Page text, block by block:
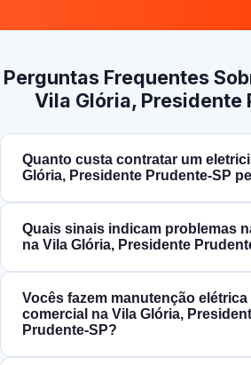
Perguntas Frequentes
Vila Glória, Presidente
Quanto custa contratar um
Glória, Presidente Prudente‑SP
Quais sinais indicam problemas
na Vila Glória, Presidente
Vocês fazem manutenção
comercial na Vila Glória,
Prudente‑SP?